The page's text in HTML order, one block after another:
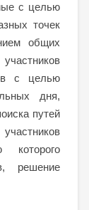
с целью
точек
общих
с целью
дня,
путей
которого
решение